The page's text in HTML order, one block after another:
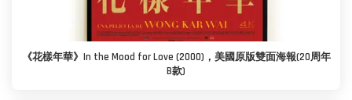
《花樣年華》In the Mood for Love (2000)，美國原版雙面海報(20周年
B款)